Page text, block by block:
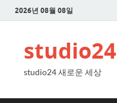
2026년 08월 08일
studio24 새로운 세상